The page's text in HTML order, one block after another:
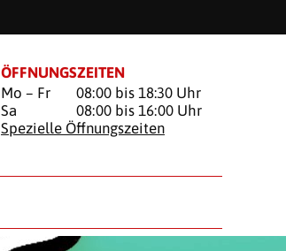
ÖFFNUNGSZEITEN
Mo – Fr
08:00 bis 18:30 Uhr
Sa
08:00 bis 16:00 Uhr
Spezielle Öffnungszeiten